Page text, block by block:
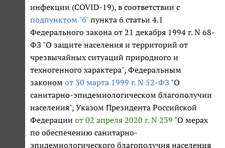
инфекции (COVID-19), в соответствии с
подпунктом "б" пункта 6 статьи 4.1
Федерального закона от 21 декабря 1994 г. N 68-
ФЗ "О защите населения и территорий от
чрезвычайных ситуаций природного и
техногенного характера", Федеральным
законом от 30 марта 1999 г. N 52-ФЗ "О
санитарно-эпидемиологическом благополучии
населения", Указом Президента Российской
Федерации от 02 апреля 2020 г. N 239 "О мерах
по обеспечению санитарно-
эпидемиологического благополучия населения